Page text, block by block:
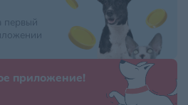
первый
приложение!